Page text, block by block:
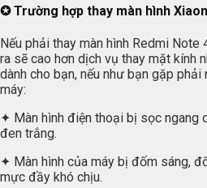
✪ Trường hợp thay màn hình
Nếu phải thay màn hình Redmi
ra sẽ cao hơn dịch vụ thay mặt kính
dành cho bạn, nếu như bạn gặp
máy:
✦ Màn hình điện thoại bị sọc ngang
đen trắng.
✦ Màn hình của máy bị đốm sáng,
mực đầy khó chịu.